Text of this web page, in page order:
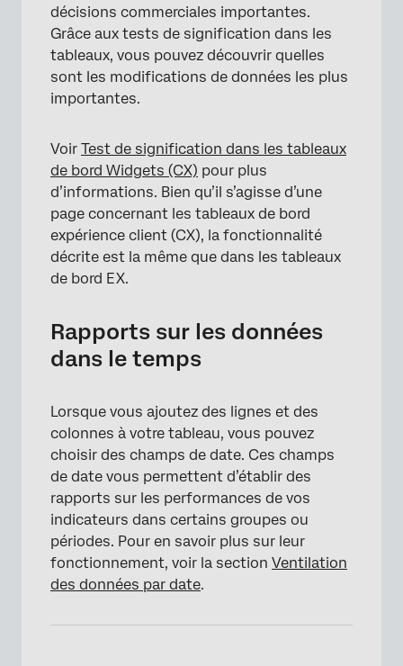
décisions commerciales importantes.
Grâce aux tests de signification dans les
tableaux, vous pouvez découvrir quelles
sont les modifications de données les plus
importantes.
Voir Test de signification dans les tableaux
de bord Widgets (CX) pour plus
d’informations. Bien qu’il s’agisse d’une
page concernant les tableaux de bord
expérience client (CX), la fonctionnalité
décrite est la même que dans les tableaux
de bord EX.
Rapports sur les données
dans le temps
Lorsque vous ajoutez des lignes et des
colonnes à votre tableau, vous pouvez
choisir des champs de date. Ces champs
de date vous permettent d’établir des
rapports sur les performances de vos
indicateurs dans certains groupes ou
périodes. Pour en savoir plus sur leur
fonctionnement, voir la section Ventilation
des données par date.